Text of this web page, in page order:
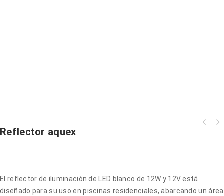
Reflector aquex
El reflector de iluminación de LED blanco de 12W y 12V está
diseñado para su uso en piscinas residenciales, abarcando un área